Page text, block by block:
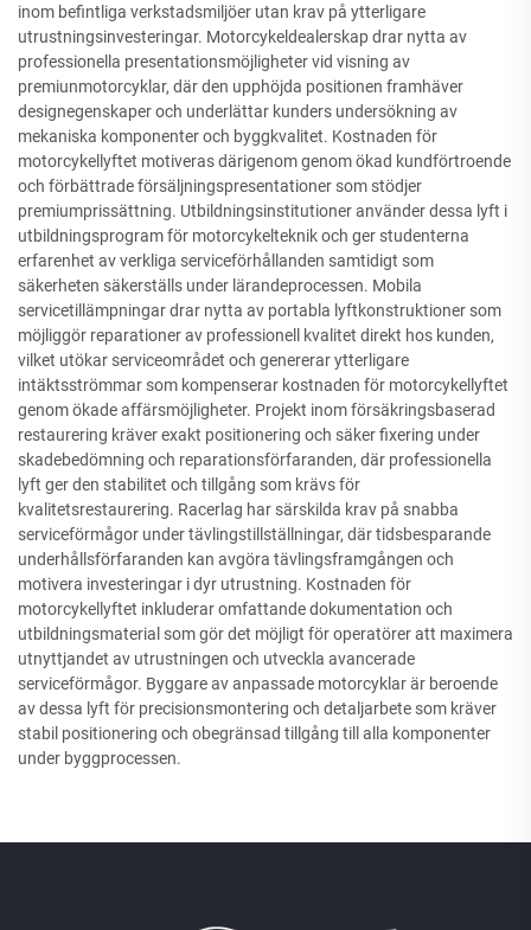
inom befintliga verkstadsmiljöer utan krav på ytterligare
utrustningsinvesteringar. Motorcykeldealerskap drar nytta av
professionella presentationsmöjligheter vid visning av
premiunmotorcyklar, där den upphöjda positionen framhäver
designegenskaper och underlättar kunders undersökning av
mekaniska komponenter och byggkvalitet. Kostnaden för
motorcykellyftet motiveras därigenom genom ökad kundförtroende
och förbättrade försäljningspresentationer som stödjer
premiumprissättning. Utbildningsinstitutioner använder dessa lyft i
utbildningsprogram för motorcykelteknik och ger studenterna
erfarenhet av verkliga serviceförhållanden samtidigt som
säkerheten säkerställs under lärandeprocessen. Mobila
servicetillämpningar drar nytta av portabla lyftkonstruktioner som
möjliggör reparationer av professionell kvalitet direkt hos kunden,
vilket utökar serviceområdet och genererar ytterligare
intäktsströmmar som kompenserar kostnaden för motorcykellyftet
genom ökade affärsmöjligheter. Projekt inom försäkringsbaserad
restaurering kräver exakt positionering och säker fixering under
skadebedömning och reparationsförfaranden, där professionella
lyft ger den stabilitet och tillgång som krävs för
kvalitetsrestaurering. Racerlag har särskilda krav på snabba
serviceförmågor under tävlingstillställningar, där tidsbesparande
underhållsförfaranden kan avgöra tävlingsframgången och
motivera investeringar i dyr utrustning. Kostnaden för
motorcykellyftet inkluderar omfattande dokumentation och
utbildningsmaterial som gör det möjligt för operatörer att maximera
utnyttjandet av utrustningen och utveckla avancerade
serviceförmågor. Byggare av anpassade motorcyklar är beroende
av dessa lyft för precisionsmontering och detaljarbete som kräver
stabil positionering och obegränsad tillgång till alla komponenter
under byggprocessen.